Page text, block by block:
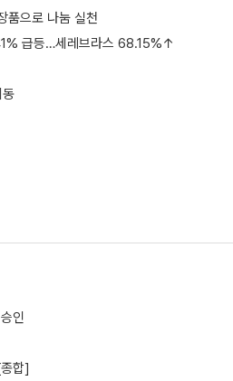
품으로 나눔 실천
급등…세레브라스 68.15%↑
인
합]